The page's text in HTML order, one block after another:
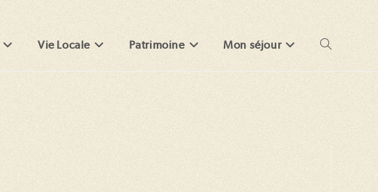
Vie Locale Patrimoine Mon séjour Toggle
search